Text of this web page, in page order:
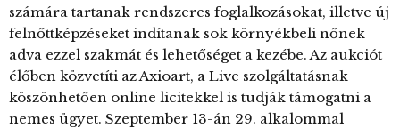
számára tartanak rendszeres foglalkozásokat, illetve új
felnőttképzéseket indítanak sok környékbeli nőnek
adva ezzel szakmát és lehetőséget a kezébe. Az aukciót
élőben közvetíti az Axioart, a Live szolgáltatásnak
köszönhetően online licitekkel is tudják támogatni a
nemes ügyet. Szeptember 13-án 29. alkalommal